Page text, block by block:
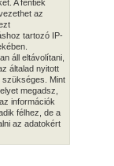
A fentiek
az
tartozó IP-
áll eltávolítani,
általad nyitott
szükséges. Mint
megadsz,
információk
félhez, de a
az adatokért